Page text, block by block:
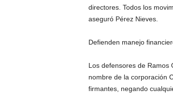
directores. Todos los
aseguró Pérez Nieves.
Defienden manejo
Los defensores de Ramos
nombre de la corporación
firmantes, negando